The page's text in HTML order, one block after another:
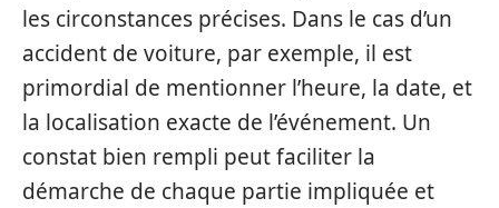
les circonstances précises. Dans le cas d’un
accident de voiture, par exemple, il est
primordial de mentionner l’heure, la date, et
la localisation exacte de l’événement. Un
constat bien rempli peut faciliter la
démarche de chaque partie impliquée et